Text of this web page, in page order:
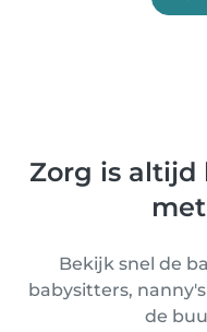
Zorg is altijd
Bekijk snel de
babysitters,
de